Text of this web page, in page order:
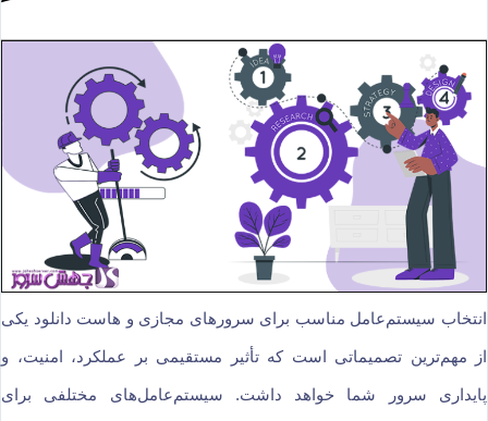
انتخاب سیستم‌عامل مناسب برای سرورهای مجازی و هاست دانلود یکی
از مهم‌ترین تصمیماتی است که تأثیر مستقیمی بر عملکرد، امنیت، و
پایداری سرور شما خواهد داشت. سیستم‌عامل‌های مختلفی برای